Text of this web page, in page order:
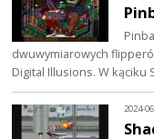
dwuwymiarowych
Digital Illusions. W kąciku
2024-